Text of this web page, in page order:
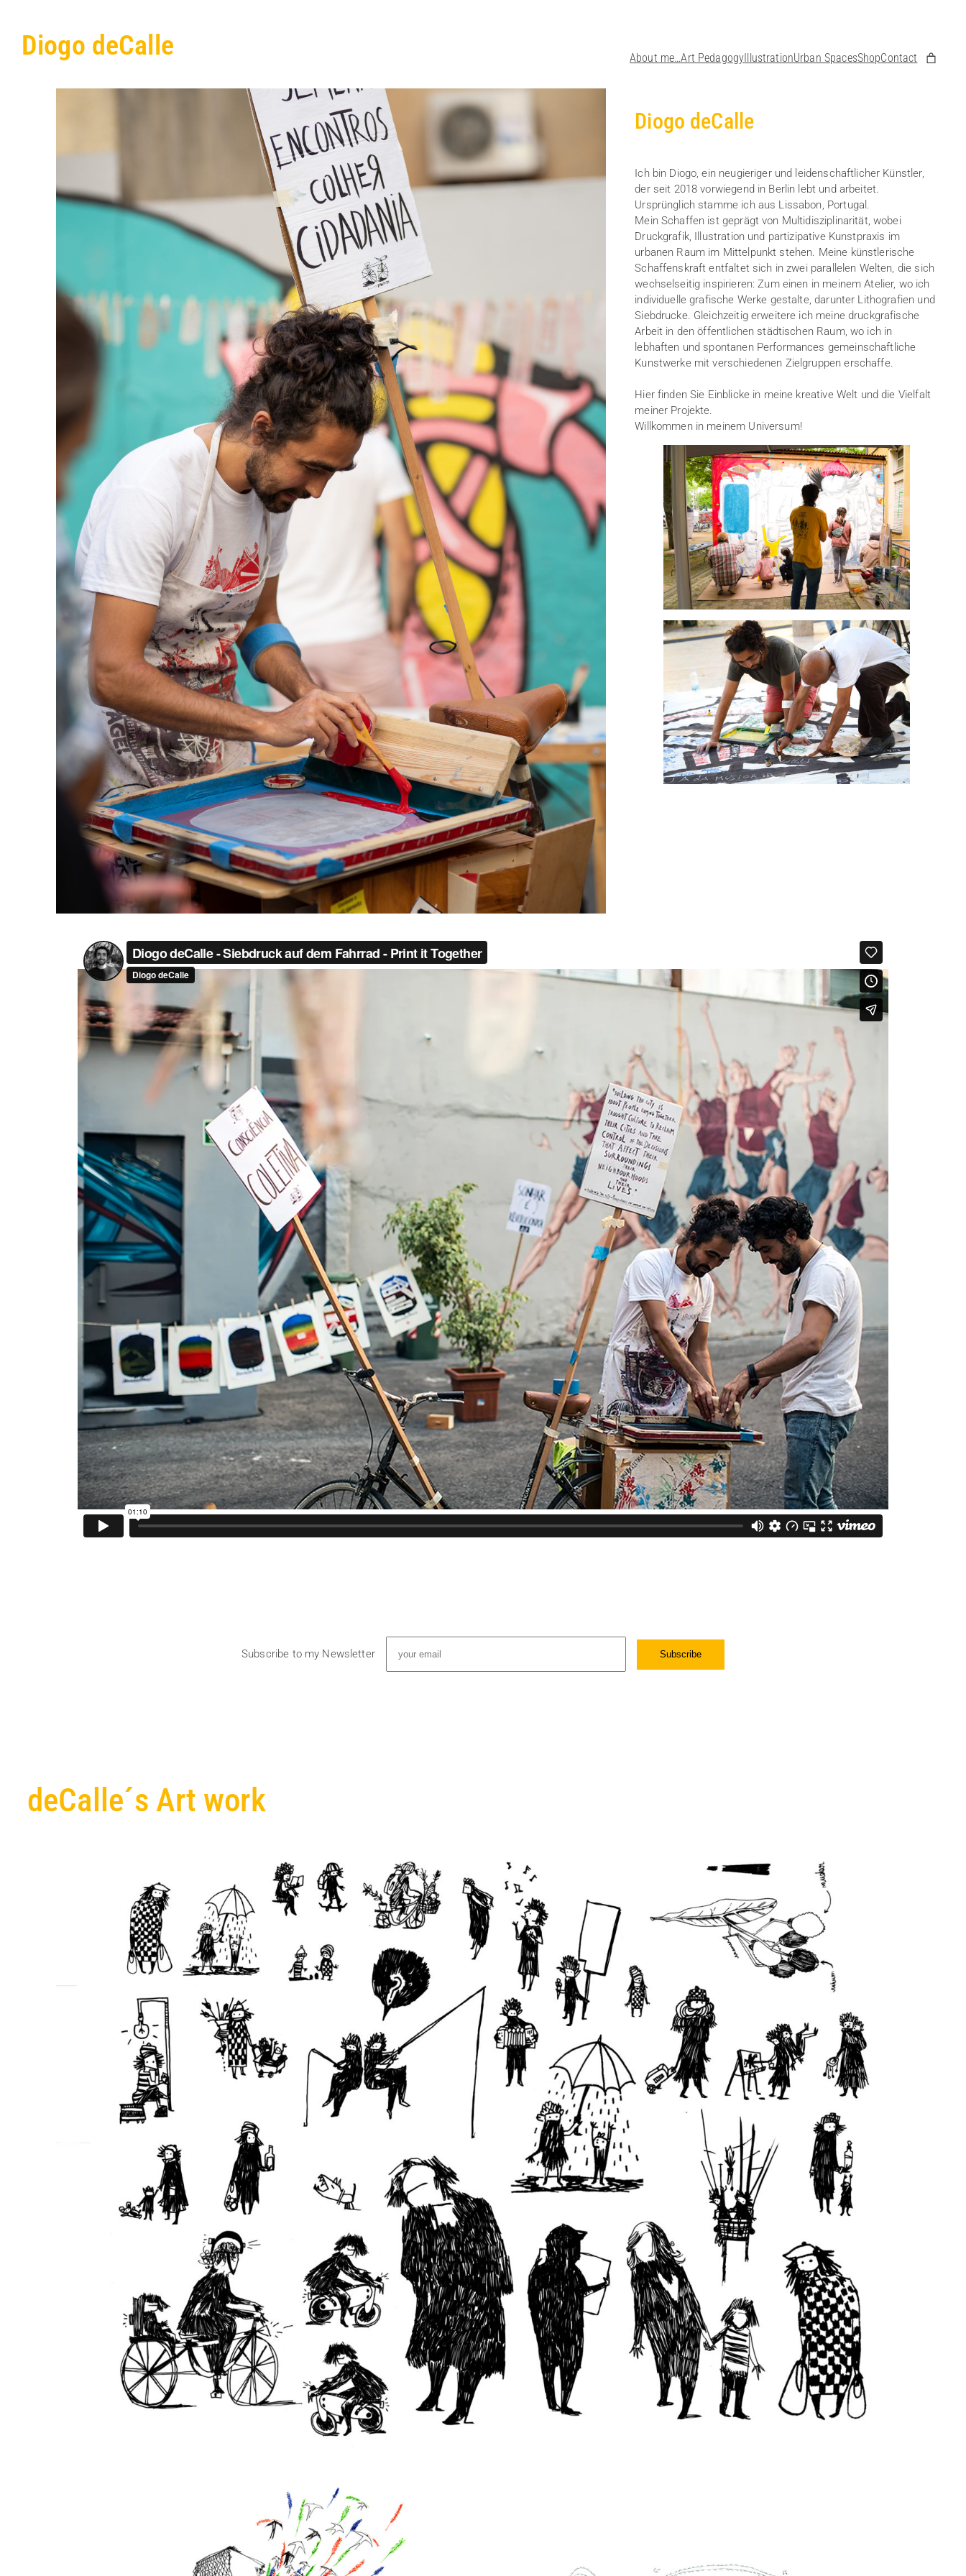
content
Diogo deCalle About me…Art Pedagogy IllustrationUrban SpacesShopContact
Diogo deCalle
Ich bin Diogo, ein neugieriger und leidenschaftlicher Künstler,
der seit 2018 vorwiegend in Berlin lebt und arbeitet.
Ursprünglich stamme ich aus Lissabon, Portugal.
Mein Schaffen ist geprägt von Multidisziplinarität, wobei
Druckgrafik, Illustration und partizipative Kunstpraxis im
urbanen Raum im Mittelpunkt stehen. Meine künstlerische
Schaffenskraft entfaltet sich in zwei parallelen Welten, die sich
wechselseitig inspirieren: Zum einen in meinem Atelier, wo ich
individuelle grafische Werke gestalte, darunter Lithografien und
Siebdrucke. Gleichzeitig erweitere ich meine druckgrafische
Arbeit in den öffentlichen städtischen Raum, wo ich in
lebhaften und spontanen Performances gemeinschaftliche
Kunstwerke mit verschiedenen Zielgruppen erschaffe.
Hier finden Sie Einblicke in meine kreative Welt und die Vielfalt
meiner Projekte.
Willkommen in meinem Universum!
Subscribe to my Newsletter
deCalle´s Art work